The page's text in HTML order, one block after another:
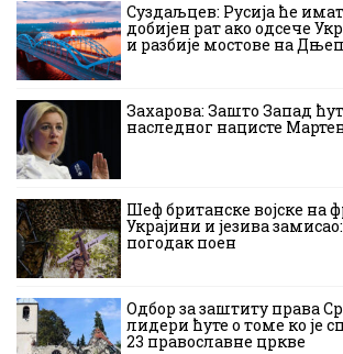
Суздаљцев: Русија ће
добијен рат ако одсече
и разбије мостове на
Захарова: Зашто Запад
наследног нацисте
Шеф британске војске на
Украјини и језива
погодак поен
Одбор за заштиту права
лидери ћуте о томе ко је
23 православне цркве